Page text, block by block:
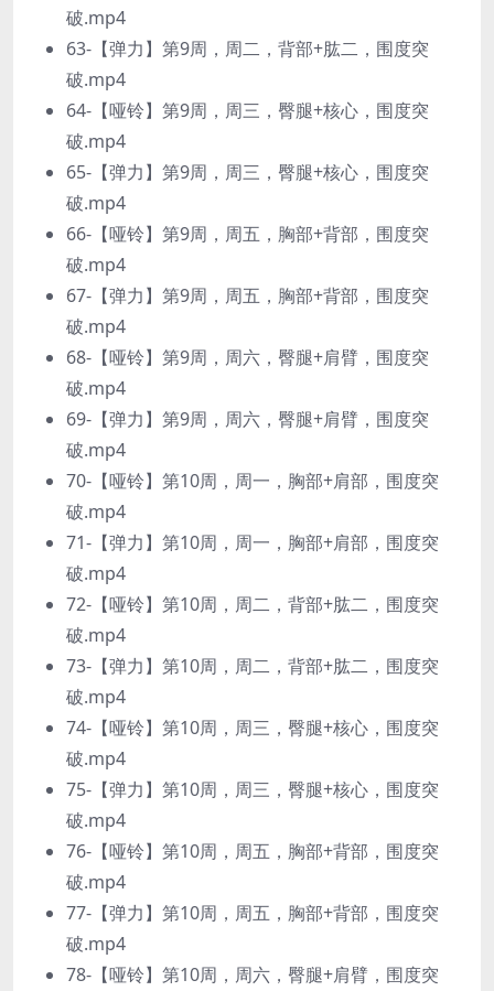
破.mp4
63-【弹力】第9周，周二，背部+肱二，围度突
破.mp4
64-【哑铃】第9周，周三，臀腿+核心，围度突
破.mp4
65-【弹力】第9周，周三，臀腿+核心，围度突
破.mp4
66-【哑铃】第9周，周五，胸部+背部，围度突
破.mp4
67-【弹力】第9周，周五，胸部+背部，围度突
破.mp4
68-【哑铃】第9周，周六，臀腿+肩臂，围度突
破.mp4
69-【弹力】第9周，周六，臀腿+肩臂，围度突
破.mp4
70-【哑铃】第10周，周一，胸部+肩部，围度突
破.mp4
71-【弹力】第10周，周一，胸部+肩部，围度突
破.mp4
72-【哑铃】第10周，周二，背部+肱二，围度突
破.mp4
73-【弹力】第10周，周二，背部+肱二，围度突
破.mp4
74-【哑铃】第10周，周三，臀腿+核心，围度突
破.mp4
75-【弹力】第10周，周三，臀腿+核心，围度突
破.mp4
76-【哑铃】第10周，周五，胸部+背部，围度突
破.mp4
77-【弹力】第10周，周五，胸部+背部，围度突
破.mp4
78-【哑铃】第10周，周六，臀腿+肩臂，围度突